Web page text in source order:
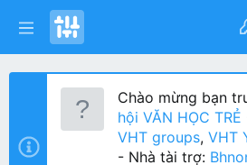
Chào mừng bạn
hội VĂN HỌC TRẺ
VHT groups, VHT
- Nhà tài trợ: